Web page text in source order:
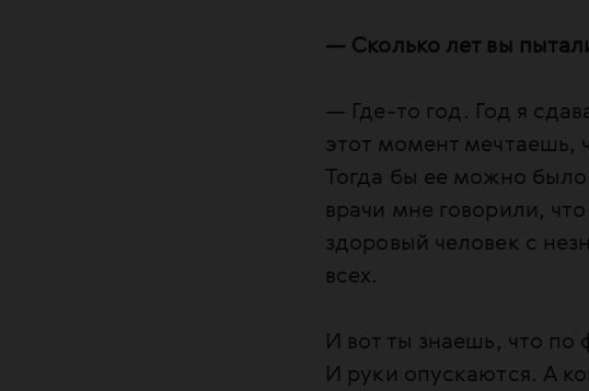
— Сколько лет вы
— Где-то год. Год я
этот момент мечтаешь,
Тогда бы ее можно
врачи мне говорили,
здоровый человек с
всех.
И вот ты знаешь, что по
И руки опускаются. А